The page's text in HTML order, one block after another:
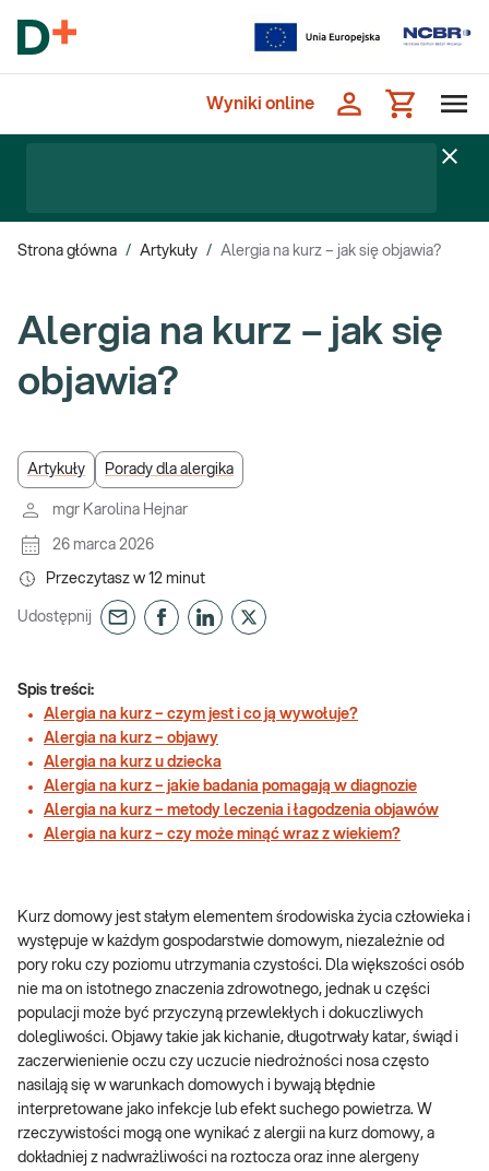
Wyniki online
Strona główna / Artykuły / Alergia na kurz – jak się objawia?
Alergia na kurz – jak się
objawia?
Artykuły Porady dla alergika
mgr Karolina Hejnar
26 marca 2026
Przeczytasz w 12 minut
Udostępnij
Spis treści:
Alergia na kurz – czym jest i co ją wywołuje?
Alergia na kurz – objawy
Alergia na kurz u dziecka
Alergia na kurz – jakie badania pomagają w diagnozie
Alergia na kurz – metody leczenia i łagodzenia objawów
Alergia na kurz – czy może minąć wraz z wiekiem?
Kurz domowy jest stałym elementem środowiska życia człowieka i
występuje w każdym gospodarstwie domowym, niezależnie od
pory roku czy poziomu utrzymania czystości. Dla większości osób
nie ma on istotnego znaczenia zdrowotnego, jednak u części
populacji może być przyczyną przewlekłych i dokuczliwych
dolegliwości. Objawy takie jak kichanie, długotrwały katar, świąd i
zaczerwienienie oczu czy uczucie niedrożności nosa często
nasilają się w warunkach domowych i bywają błędnie
interpretowane jako infekcje lub efekt suchego powietrza. W
rzeczywistości mogą one wynikać z alergii na kurz domowy, a
dokładniej z nadwrażliwości na roztocza oraz inne alergeny